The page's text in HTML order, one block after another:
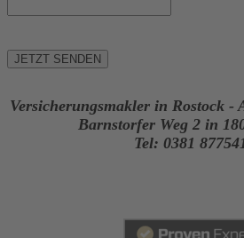
Versicherungsmakler in Rostock -
Barnstorfer Weg 2 in
Tel: 0381